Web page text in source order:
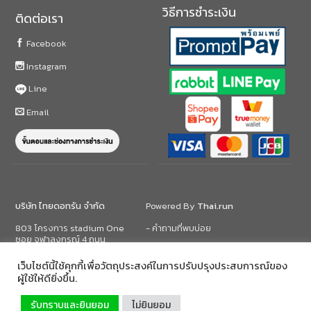
ติดต่อเรา
Facebook
Instagram
Line
Email
วิธีการชำระเงิน
บริษัท ไทยดอทรัน จำกัด
803 โครงการ stadium One
ซอย จุฬาลงกรณ์ 4 ถนน
แขวง วังใหม่ เขต ปทุมวัน
กรุงเทพฯ 10330
Powered By Thai.run
- คำถามที่พบบ่อย
- วิธีการสั่งซื้อสินค้า
- ข้อตกลงการใช้บริการ และ นโยบาย
ความเป็นส่วนตัว
เว็บไซต์นี้ใช้คุกกี้เพื่อวัตถุประสงค์ในการปรับปรุงประสบการณ์ของ
ผู้ใช้ให้ดียิ่งขึ้น.
รับทราบและยินยอม ไม่ยินยอม